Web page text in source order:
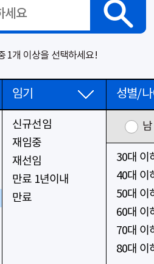
1개 이상을 선택하세요!
임기
신규선임
재임중
재선임
만료 1년이내
만료
성별/나
남
30대 이
40대 이
50대 이
60대 이
70대 이
80대 이